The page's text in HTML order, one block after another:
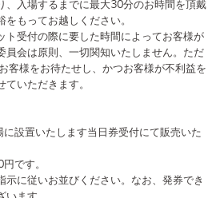
ケットに加えてご購入いただくこと
す。
から販売いたします。入場チケット
入いただけませんのでご注意くださ
入方法等については、実行委員会公
場いただけません。必ず会場チケッ
ィショナルパス引換受付にて本人確
パスをお受け取りの上、一般受付に
パスとして「ウルトラパス(Uパ
「カメラパス」の3種類を販売いたし